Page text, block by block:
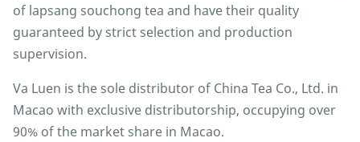
of lapsang souchong tea and have their quality
guaranteed by strict selection and production
supervision.
Va Luen is the sole distributor of China Tea Co., Ltd. in
Macao with exclusive distributorship, occupying over
90% of the market share in Macao.